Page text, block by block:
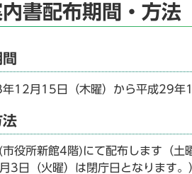
書配布期間・方法
12月15日（木曜）から平成29年
法
市役所新館4階)にて配布します（
3日（火曜）は閉庁日となります